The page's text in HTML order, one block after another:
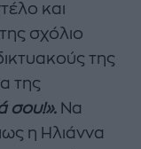
και
σχόλιο
της
της
σου!». Να
η Ηλιάννα